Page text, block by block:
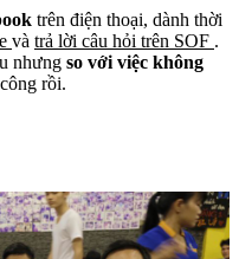
trên điện thoại, dành thời
và trả lời câu hỏi trên SOF .
nhưng so với việc không
rồi.